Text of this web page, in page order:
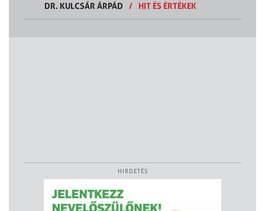
DR. KULCSÁR ÁRPÁD
/ HIT ÉS ÉRTÉKEK
HIRDETÉS